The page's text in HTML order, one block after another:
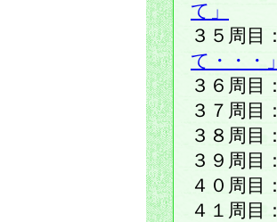
て」
３５周目：
て・・・」
３６周目：
３７周目：
３８周目：
３９周目：
４０周目：
４１周目：